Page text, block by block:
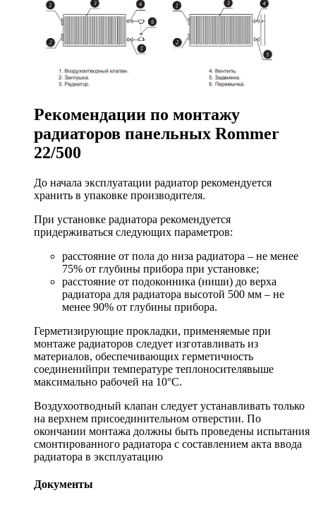
Рекомендации по монтажу
радиаторов панельных Rommer
22/500
До начала эксплуатации радиатор рекомендуется
хранить в упаковке производителя.
При установке радиатора рекомендуется
придерживаться следующих параметров:
расстояние от пола до низа радиатора – не менее
75% от глубины прибора при установке;
расстояние от подоконника (ниши) до верха
радиатора для радиатора высотой 500 мм – не
менее 90% от глубины прибора.
Герметизирующие прокладки, применяемые при
монтаже радиаторов следует изготавливать из
материалов, обеспечивающих герметичность
соединенийпри температуре теплоносителявыше
максимально рабочей на 10°С.
Воздухоотводный клапан следует устанавливать только
на верхнем присоединительном отверстии. По
окончании монтажа должны быть проведены испытания
смонтированного радиатора с составлением акта ввода
радиатора в эксплуатацию
Документы